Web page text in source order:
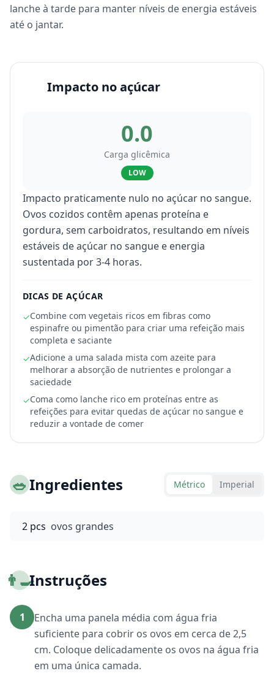
lanche à tarde para manter níveis de energia estáveis
até o jantar.
Impacto no açúcar
0.0
Carga glicêmica
LOW
Impacto praticamente nulo no açúcar no sangue.
Ovos cozidos contêm apenas proteína e
gordura, sem carboidratos, resultando em níveis
estáveis de açúcar no sangue e energia
sustentada por 3-4 horas.
DICAS DE AÇÚCAR
✓Combine com vegetais ricos em fibras como
espinafre ou pimentão para criar uma refeição mais
completa e saciante
✓Adicione a uma salada mista com azeite para
melhorar a absorção de nutrientes e prolongar a
saciedade
✓Coma como lanche rico em proteínas entre as
refeições para evitar quedas de açúcar no sangue e
reduzir a vontade de comer
🥗Ingredientes Métrico Imperial
2 pcs ovos grandes
👨‍🍳Instruções
1
Encha uma panela média com água fria
suficiente para cobrir os ovos em cerca de 2,5
cm. Coloque delicadamente os ovos na água fria
em uma única camada.